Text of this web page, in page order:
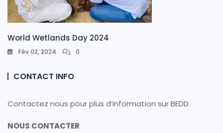
World Wetlands Day 2024
Fév 02, 2024 0
CONTACT INFO
Contactez nous pour plus d’information sur BEDD
NOUS CONTACTER